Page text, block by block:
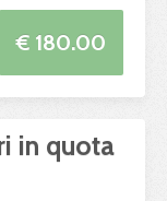
€ 180.00
in quota